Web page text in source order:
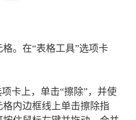
。在“表格工具”选项卡
卡上，单击“擦除”，并使
内边框线上单击擦除指